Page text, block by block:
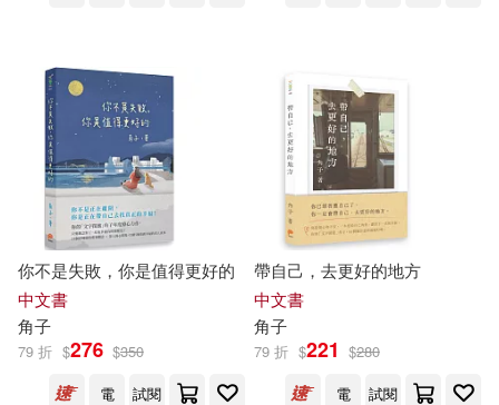
桜湯ハル(9)
Coa Momose(7) SUOL(7)
Sookym(7) たっつー(7)
みさき乙葉(7) 夏川あらた(7)
天乃忍(7) 糀さちこ(7)
慕客館(15) 聯經出版公司(15)
野人(15) 人民郵電出版社(14)
台灣東販(14)
外語教學與研究出版社(14)
漫遊者文化(14)
本週上市新品(12)
電子書 (可複選)
適合手機平板閱讀(842)
適合平板閱讀(857)
你不是失敗，你是值得更好的
中文書
角子
79 折 $276 $350
電
試閱
帶自己，去更好的地方
中文書
角子
79 折 $221 $280
電
試閱